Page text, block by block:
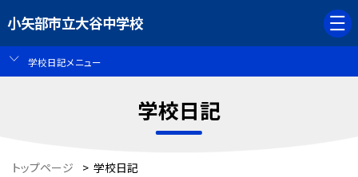
小矢部市立大谷中学校
学校日記メニュー
学校日記
トップページ > 学校日記